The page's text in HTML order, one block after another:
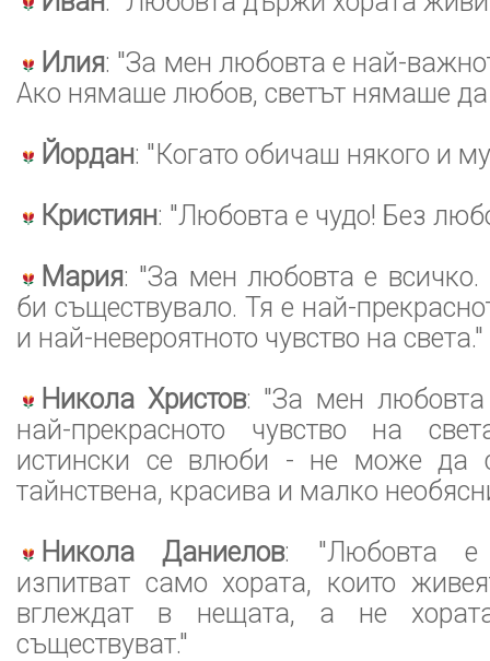
Илия: "За мен любовта е най-
Ако нямаше любов, светът нямаше да
Йордан: "Когато обичаш някого и
Кристиян: "Любовта е чудо! Без
Мария: "За мен любовта е
би съществувало. Тя е най-
и най-невероятното чувство на света."
Никола Христов: "За мен
най-прекрасното чувство на
истински се влюби - не може да
тайнствена, красива и малко
Никола Даниелов: "Любовта е
изпитват само хората, които
вглеждат в нещата, а не
съществуват."